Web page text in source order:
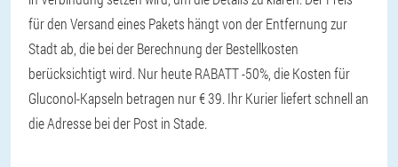
für den Versand eines Pakets hängt von der Entfernung zur
Stadt ab, die bei der Berechnung der Bestellkosten
berücksichtigt wird. Nur heute RABATT -50%, die Kosten für
Gluconol-Kapseln betragen nur € 39. Ihr Kurier liefert schnell an
die Adresse bei der Post in Stade.